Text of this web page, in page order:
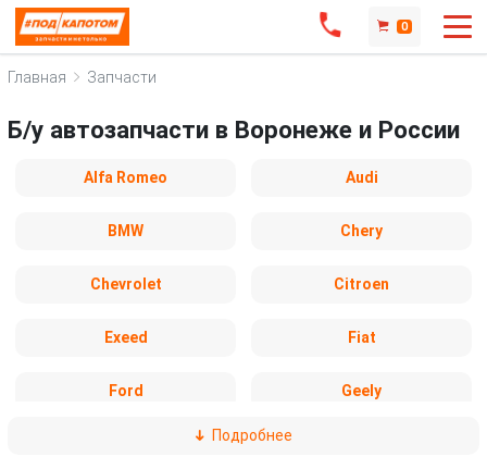
0
Главная Запчасти
Б/у автозапчасти в Воронеже и России
Alfa Romeo Audi
BMW Chery
Chevrolet Citroen
Exeed Fiat
Ford Geely
Подробнее